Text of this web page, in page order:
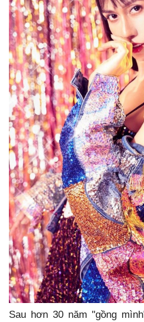
Sau hơn 30 năm "gồng